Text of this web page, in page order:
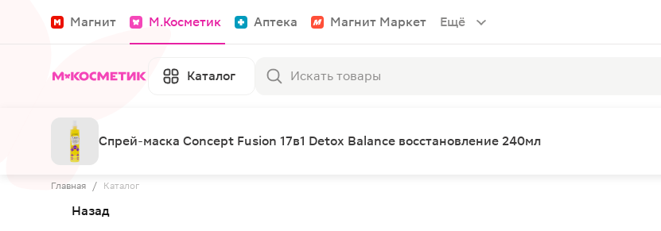
Магнит М.Косметик Аптека Магнит Маркет Ещё
Каталог
Спрей-маска Concept Fusion 17в1 Detox Balance восстановление 240мл
Главная / Каталог
Назад